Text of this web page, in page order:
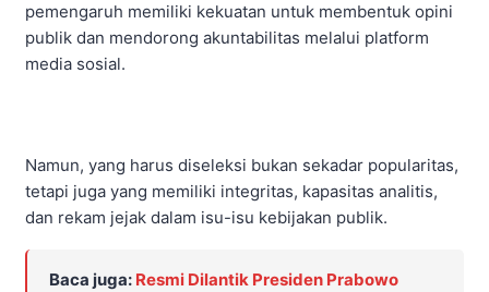
pemengaruh memiliki kekuatan untuk membentuk opini
publik dan mendorong akuntabilitas melalui platform
media sosial.
Namun, yang harus diseleksi bukan sekadar popularitas,
tetapi juga yang memiliki integritas, kapasitas analitis,
dan rekam jejak dalam isu-isu kebijakan publik.
Baca juga: Resmi Dilantik Presiden Prabowo